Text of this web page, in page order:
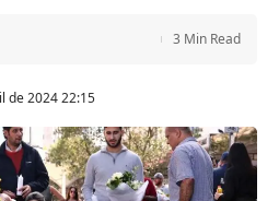
de 2024 22:15
3 Min Read